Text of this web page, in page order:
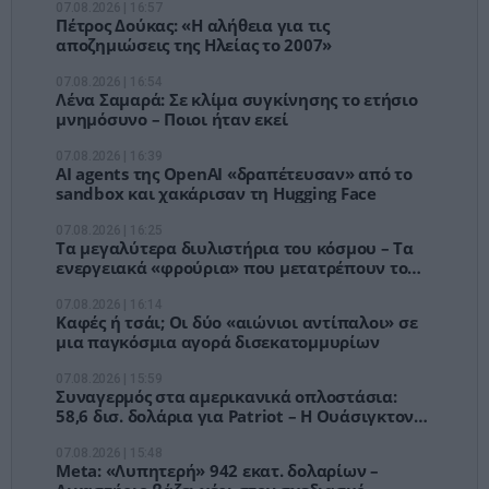
Πέτρος Δούκας: «Η αλήθεια για τις
αποζημιώσεις της Ηλείας το 2007»
Λένα Σαμαρά: Σε κλίμα συγκίνησης το ετήσιο
μνημόσυνο – Ποιοι ήταν εκεί
AI agents της OpenAI «δραπέτευσαν» από το
sandbox και χακάρισαν τη Hugging Face
Τα μεγαλύτερα διυλιστήρια του κόσμου – Τα
ενεργειακά «φρούρια» που μετατρέπουν το
Καφές ή τσάι; Οι δύο «αιώνιοι αντίπαλοι» σε
μια παγκόσμια αγορά δισεκατομμυρίων
Συναγερμός στα αμερικανικά οπλοστάσια:
58,6 δισ. δολάρια για Patriot – Η Ουάσιγκτον
Meta: «Λυπητερή» 942 εκατ. δολαρίων –